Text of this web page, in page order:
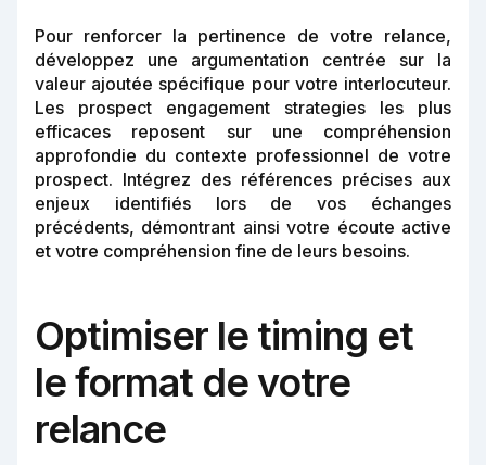
Pour renforcer la pertinence de votre relance,
développez une argumentation centrée sur la
valeur ajoutée spécifique pour votre interlocuteur.
Les prospect engagement strategies les plus
efficaces reposent sur une compréhension
approfondie du contexte professionnel de votre
prospect. Intégrez des références précises aux
enjeux identifiés lors de vos échanges
précédents, démontrant ainsi votre écoute active
et votre compréhension fine de leurs besoins.
Optimiser le timing et
le format de votre
relance